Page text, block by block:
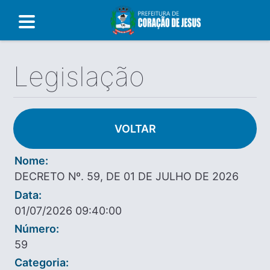
Legislação
VOLTAR
Nome:
DECRETO Nº. 59, DE 01 DE JULHO DE 2026
Data:
01/07/2026 09:40:00
Número:
59
Categoria: